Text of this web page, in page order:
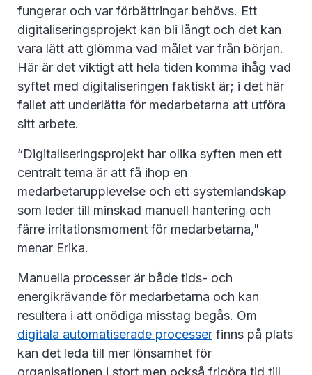
fungerar och var förbättringar behövs. Ett
digitaliseringsprojekt kan bli långt och det kan
vara lätt att glömma vad målet var från början.
Här är det viktigt att hela tiden komma ihåg vad
syftet med digitaliseringen faktiskt är; i det här
fallet att underlätta för medarbetarna att utföra
sitt arbete.
“Digitaliseringsprojekt har olika syften men ett
centralt tema är att få ihop en
medarbetarupplevelse och ett systemlandskap
som leder till minskad manuell hantering och
färre irritationsmoment för medarbetarna,"
menar Erika.
Manuella processer är både tids- och
energikrävande för medarbetarna och kan
resultera i att onödiga misstag begås. Om
digitala automatiserade processer finns på plats
kan det leda till mer lönsamhet för
organisationen i stort men också frigöra tid till